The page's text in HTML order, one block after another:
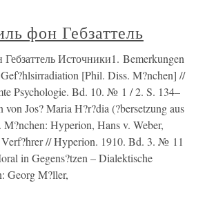
фон Гебзаттель
Источники1. Bemerkungen
[Phil. Diss. M?nchen] //
Psychologie. Bd. 10. № 1 / 2. S. 134–
von Jos? Maria H?r?dia (?bersetzung aus
M?nchen: Hyperion, Hans v. Weber,
// Hyperion. 1910. Bd. 3. № 11
in Gegens?tzen – Dialektische
Georg M?ller,